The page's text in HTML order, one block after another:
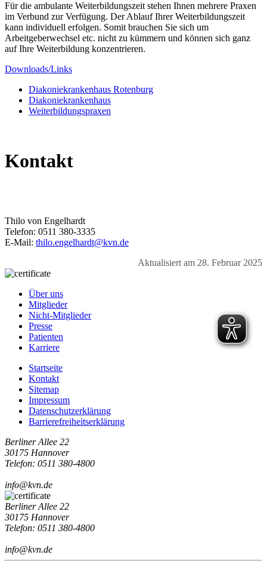
Für die ambulante Weiterbildungszeit stehen Ihnen mehrere Praxen
im Verbund zur Verfügung. Der Ablauf Ihrer Weiterbildungszeit
kann individuell erfolgen. Somit brauchen Sie sich um
Arbeitgeberwechsel etc. nicht zu kümmern und können sich ganz
auf Ihre Weiterbildung konzentrieren.
Downloads/Links
Diakoniekrankenhaus Rotenburg
Diakoniekrankenhaus
Weiterbildungspraxen
Kontakt
Thilo von Engelhardt
Telefon: 0511 380-3335
E-Mail: thilo.engelhardt@kvn.de
Aktualisiert am 28. Februar 2025
Über uns
Mitglieder
Nicht-Mitglieder
Presse
Patienten
Karriere
Startseite
Kontakt
Sitemap
Impressum
Datenschutzerklärung
Barrierefreiheitserklärung
Berliner Allee 22
30175 Hannover
Telefon: 0511 380-4800
info@kvn.de
Berliner Allee 22
30175 Hannover
Telefon: 0511 380-4800
info@kvn.de